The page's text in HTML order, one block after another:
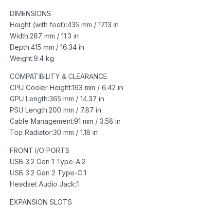
DIMENSIONS
Height (with feet):435 mm / 17.13 in
Width:287 mm / 11.3 in
Depth:415 mm / 16.34 in
Weight:9.4 kg
COMPATIBILITY & CLEARANCE
CPU Cooler Height:163 mm / 6.42 in
GPU Length:365 mm / 14.37 in
PSU Length:200 mm / 7.87 in
Cable Management:91 mm / 3.58 in
Top Radiator:30 mm / 1.18 in
FRONT I/O PORTS
USB 3.2 Gen 1 Type-A:2
USB 3.2 Gen 2 Type-C:1
Headset Audio Jack:1
EXPANSION SLOTS